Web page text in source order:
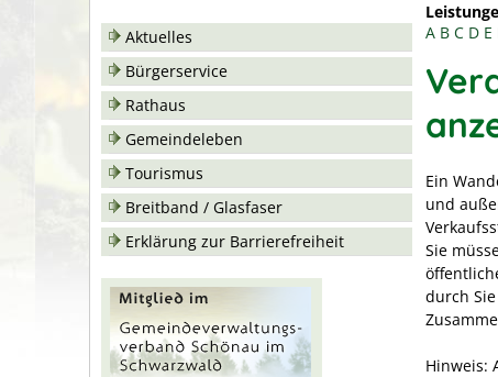
Aktuelles
Bürgerservice
Rathaus
Gemeindeleben
Tourismus
Breitband / Glasfaser
Erklärung zur Barrierefreiheit
A B C D E
Ein
und
Sie
durch
Hinweis: